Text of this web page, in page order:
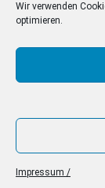
Wir verwenden
optimieren.
Impressum /